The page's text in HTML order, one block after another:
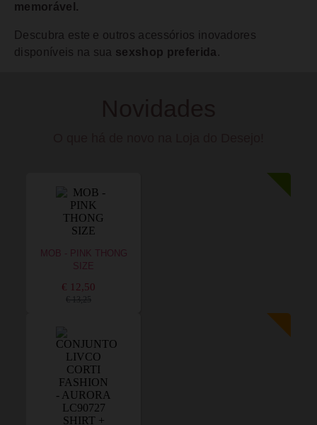
memorável.
Descubra este e outros acessórios inovadores
disponíveis na sua sexshop preferida .
MOB - PINK THONG
SIZE
€ 12,50
€ 13,25